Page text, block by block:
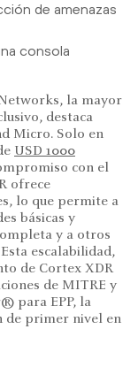
de amenazas
consola
la mayor
destaca
Micro. Solo en
USD 1000
con el
ofrece
lo que permite a
básicas y
y a otros
escalabilidad,
de Cortex XDR
de MITRE y
para EPP, la
de primer nivel en